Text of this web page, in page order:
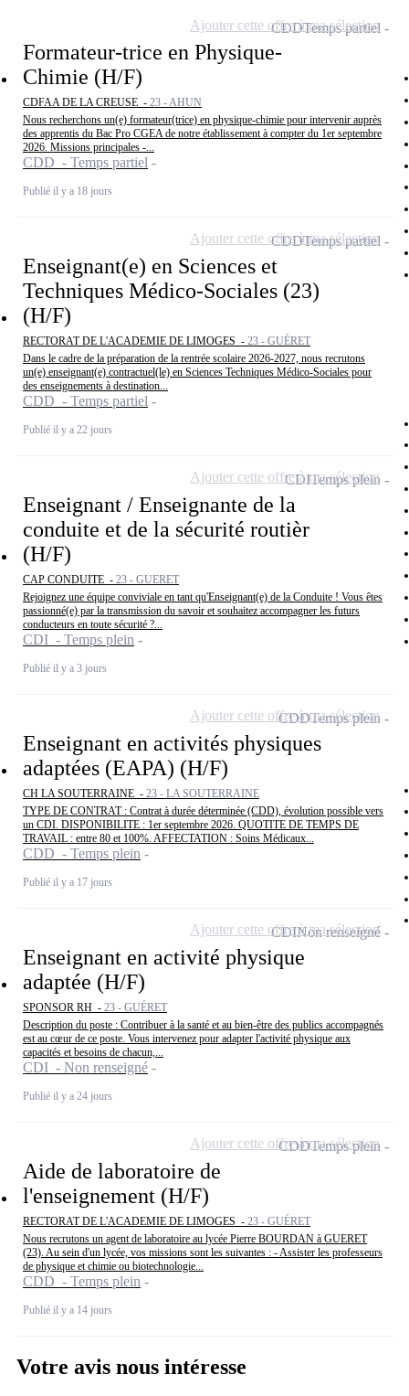
Formateur-trice en Physique-
Chimie (H/F)
CDFAA DE LA CREUSE - 23 - AHUN
Nous recherchons un(e) formateur(trice) en physique-chimie pour intervenir auprès
des apprentis du Bac Pro CGEA de notre établissement à compter du 1er septembre
2026. Missions principales -...
CDD - Temps partiel
Publié il y a 18 jours
CDDTemps partiel
Ajouter cette offre à ma sélection
Enseignant(e) en Sciences et
Techniques Médico-Sociales (23)
(H/F)
RECTORAT DE L'ACADEMIE DE LIMOGES - 23 - GUÉRET
Dans le cadre de la préparation de la rentrée scolaire 2026-2027, nous recrutons
un(e) enseignant(e) contractuel(le) en Sciences Techniques Médico-Sociales pour
des enseignements à destination...
CDD - Temps partiel
Publié il y a 22 jours
CDDTemps partiel
Ajouter cette offre à ma sélection
Enseignant / Enseignante de la
conduite et de la sécurité routièr
(H/F)
CAP CONDUITE - 23 - GUERET
Rejoignez une équipe conviviale en tant qu'Enseignant(e) de la Conduite ! Vous êtes
passionné(e) par la transmission du savoir et souhaitez accompagner les futurs
conducteurs en toute sécurité ?...
CDI - Temps plein
Publié il y a 3 jours
CDITemps plein
Ajouter cette offre à ma sélection
Enseignant en activités physiques
adaptées (EAPA) (H/F)
CH LA SOUTERRAINE - 23 - LA SOUTERRAINE
TYPE DE CONTRAT : Contrat à durée déterminée (CDD), évolution possible vers
un CDI. DISPONIBILITE : 1er septembre 2026. QUOTITE DE TEMPS DE
TRAVAIL : entre 80 et 100%. AFFECTATION : Soins Médicaux...
CDD - Temps plein
Publié il y a 17 jours
CDDTemps plein
Ajouter cette offre à ma sélection
Enseignant en activité physique
adaptée (H/F)
SPONSOR RH - 23 - GUÉRET
Description du poste : Contribuer à la santé et au bien-être des publics accompagnés
est au cœur de ce poste. Vous intervenez pour adapter l'activité physique aux
capacités et besoins de chacun,...
CDI - Non renseigné
Publié il y a 24 jours
CDINon renseigné
Ajouter cette offre à ma sélection
Aide de laboratoire de
l'enseignement (H/F)
RECTORAT DE L'ACADEMIE DE LIMOGES - 23 - GUÉRET
Nous recrutons un agent de laboratoire au lycée Pierre BOURDAN à GUERET
(23). Au sein d'un lycée, vos missions sont les suivantes : - Assister les professeurs
de physique et chimie ou biotechnologie...
CDD - Temps plein
Publié il y a 14 jours
CDDTemps plein
Ajouter cette offre à ma sélection
Votre avis nous intéresse